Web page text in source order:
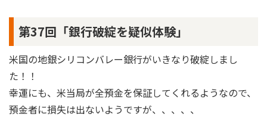
第37回「銀行破綻を疑似体験」
米国の地銀シリコンバレー銀行がいきなり破綻しまし
た！！
幸運にも、米当局が全預金を保証してくれるようなので、
預金者に損失は出ないようですが、、、、、